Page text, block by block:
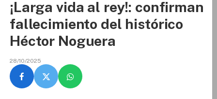
¡Larga vida al rey!: confirman
fallecimiento del histórico
Héctor Noguera
28/10/2025